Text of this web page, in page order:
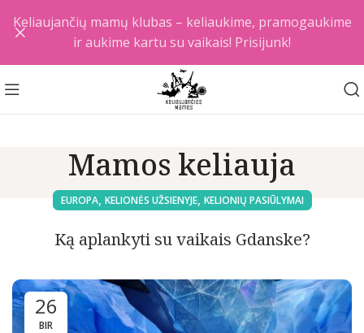
Mamos keliauja
EUROPA, KELIONĖS UŽSIENYJE, KELIONIŲ PASIŪLYMAI
Ką aplankyti su vaikais Gdanske?
26
BIR
Keliaujančių mamų klubas – keliaukime, pramogaukime
ir aukime kartu su vaikais! Prisijunk!